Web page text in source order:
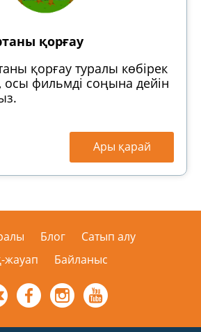
қорғау
қорғау туралы көбірек
осы фильмді соңына дейін
Ары қарай
Блог
Сатып алу
жауап
Байланыс